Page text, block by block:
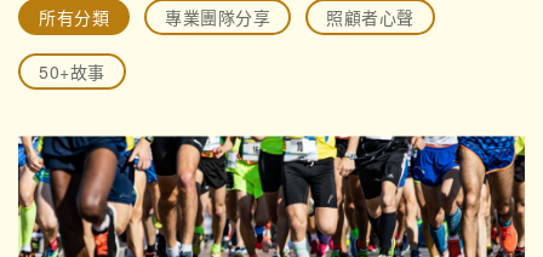
所有分類 專業團隊分享 照顧者心聲
50+故事